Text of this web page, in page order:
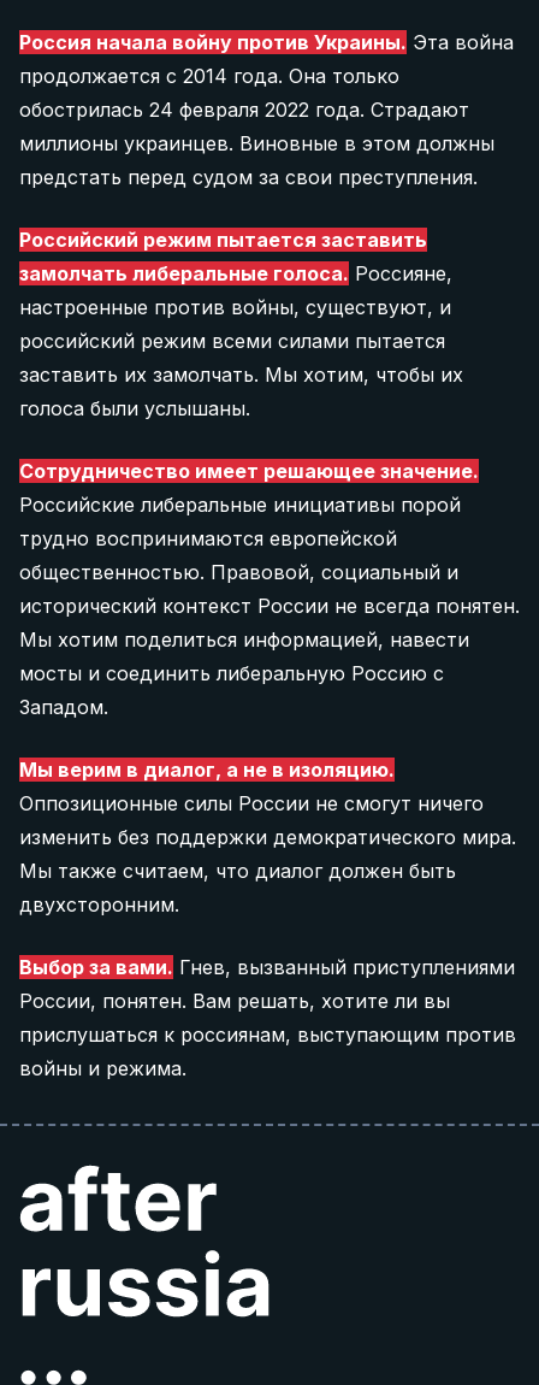
Fundraisers
Social researchers
SEO Specialist (technical)
Просмотреть все 11 вакансий
Если вы хотите помочь нашему проекту, но не нашли
интересующей вас вакансии, дайте нам знать:
info@after-russia.org
указании авторства.
More info for media
анонимно.
Tell your story
зарегестрированного в Fio Banka (Чехия),
2702660360/2010. Банковский перевод
возможно отправить по реквезитам либо
отсканировав QR-код в вашем банковском
приложении:
10 €
Donate 10 €
20 €
40 €
Donate 40 €
60 €
Donate 60 €
Россия начала войну против Украины. Эта война
продолжается с 2014 года. Она только
обострилась 24 февраля 2022 года. Страдают
миллионы украинцев. Виновные в этом должны
предстать перед судом за свои преступления.
Российский режим пытается заставить
замолчать либеральные голоса. Россияне,
настроенные против войны, существуют, и
российский режим всеми силами пытается
заставить их замолчать. Мы хотим, чтобы их
голоса были услышаны.
Сотрудничество имеет решающее значение.
Российские либеральные инициативы порой
трудно воспринимаются европейской
общественностью. Правовой, социальный и
исторический контекст России не всегда понятен.
Мы хотим поделиться информацией, навести
мосты и соединить либеральную Россию с
Западом.
Мы верим в диалог, а не в изоляцию.
Оппозиционные силы России не смогут ничего
изменить без поддержки демократического мира.
Мы также считаем, что диалог должен быть
двухсторонним.
Выбор за вами. Гнев, вызванный приступлениями
России, понятен. Вам решать, хотите ли вы
прислушаться к россиянам, выступающим против
войны и режима.